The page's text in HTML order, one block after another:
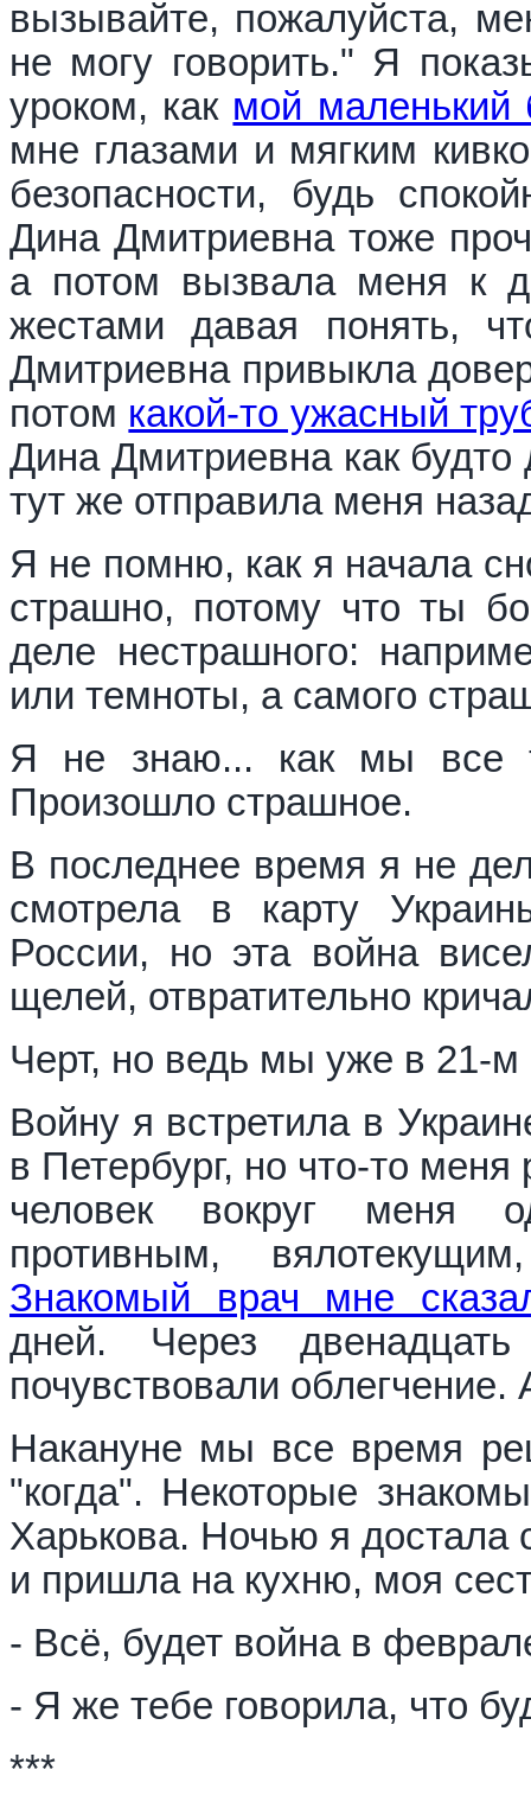
вызывайте, пожалуйста,
не могу говорить." Я
уроком, как мой маленький
мне глазами и мягким
безопасности, будь
Дина Дмитриевна тоже
а потом вызвала меня к
жестами давая понять,
Дмитриевна привыкла
потом какой-то ужасный
Дина Дмитриевна как будто
тут же отправила меня
Я не помню, как я начала
страшно, потому что ты
деле нестрашного:
или темноты, а самого
Я не знаю... как мы все
Произошло страшное.
В последнее время я не
смотрела в карту
России, но эта война
щелей, отвратительно
Черт, но ведь мы уже в 21-м
Войну я встретила в
в Петербург, но что-то
человек вокруг меня
противным,
Знакомый врач мне
дней. Через
почувствовали
Накануне мы все время
"когда". Некоторые
Харькова. Ночью я достала
и пришла на кухню, моя
- Всё, будет война в
- Я же тебе говорила, что
***